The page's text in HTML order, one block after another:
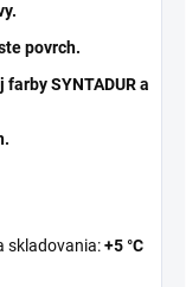
povrch.
SYNTADURa
skladovania:+5 °C